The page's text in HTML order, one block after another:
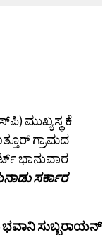
ಮುಖ್ಯಸ್ಥ ಕೆ
ಗ್ರಾಮದ
ಭಾನುವಾರ
ಸರ್ಕಾರ
ಭವಾನಿ ಸುಬ್ಬರಾಯನ್